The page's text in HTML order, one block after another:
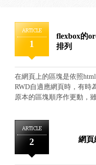
ARTICLE
1
flexbox的
排列
在網頁上的區塊是依照
RWD自適應網頁時，有時
原本的區塊順序作更動，
性和CSS3的flexbox版面
的order屬性，此屬性可以
分設定order的前後差異，
ARTICLE
2 網頁